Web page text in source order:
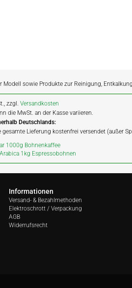
sowie Produkte zur Reinigung,
zzgl.Versandkosten
die MwSt. an der Kasse variieren.
Deutschlands:
Lieferung kostenfrei versendet (außer
1000g Bohnenkaffee
1kg Espressobohnen
Informationen
Versand- & Bezahlmethoden
Elektroschrott / Verpackung
AGB
Widerrufsrecht